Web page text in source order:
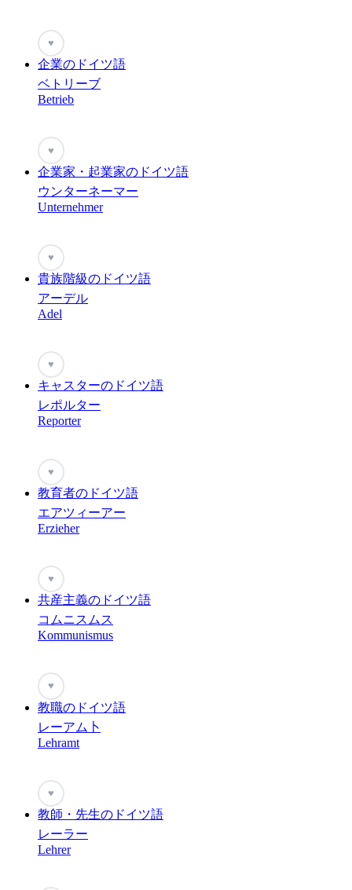
♥
企業のドイツ語
ベトリーブ
Betrieb
♥
企業家・起業家のドイツ語
ウンターネーマー
Unternehmer
♥
貴族階級のドイツ語
アーデル
Adel
♥
キャスターのドイツ語
レポルター
Reporter
♥
教育者のドイツ語
エアツィーアー
Erzieher
♥
共産主義のドイツ語
コムニスムス
Kommunismus
♥
教職のドイツ語
レーアム卜
Lehramt
♥
教師・先生のドイツ語
レーラー
Lehrer